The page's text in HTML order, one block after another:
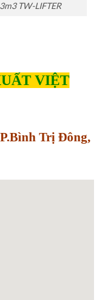
TW-LIFTER
VIỆT
Trị Đông,